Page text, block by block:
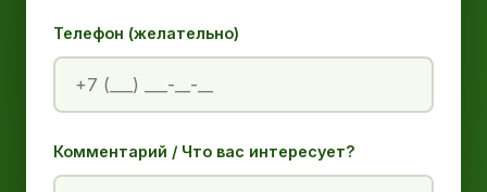
Телефон (желательно)
Комментарий / Что вас интересует?